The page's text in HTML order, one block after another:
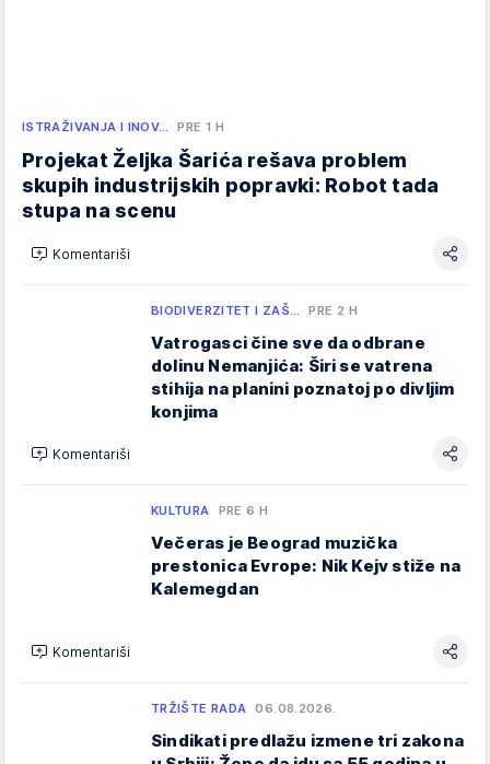
ISTRAŽIVANJA I INOV… PRE 1 H
Projekat Željka Šarića rešava problem
skupih industrijskih popravki: Robot tada
stupa na scenu
Komentariši
BIODIVERZITET I ZAŠ… PRE 2 H
Vatrogasci čine sve da odbrane
dolinu Nemanjića: Širi se vatrena
stihija na planini poznatoj po divljim
konjima
Komentariši
KULTURA PRE 6 H
Večeras je Beograd muzička
prestonica Evrope: Nik Kejv stiže na
Kalemegdan
Komentariši
TRŽIŠTE RADA 06.08.2026.
Sindikati predlažu izmene tri zakona